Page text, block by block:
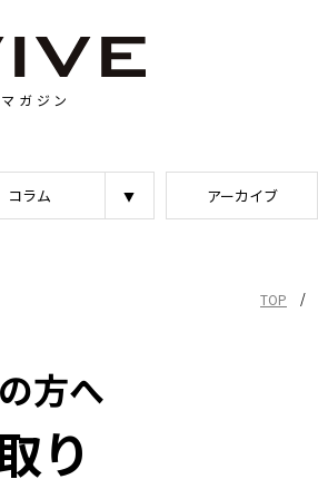
ガジン
コラム アーカイブ
TOP /
方へ
り